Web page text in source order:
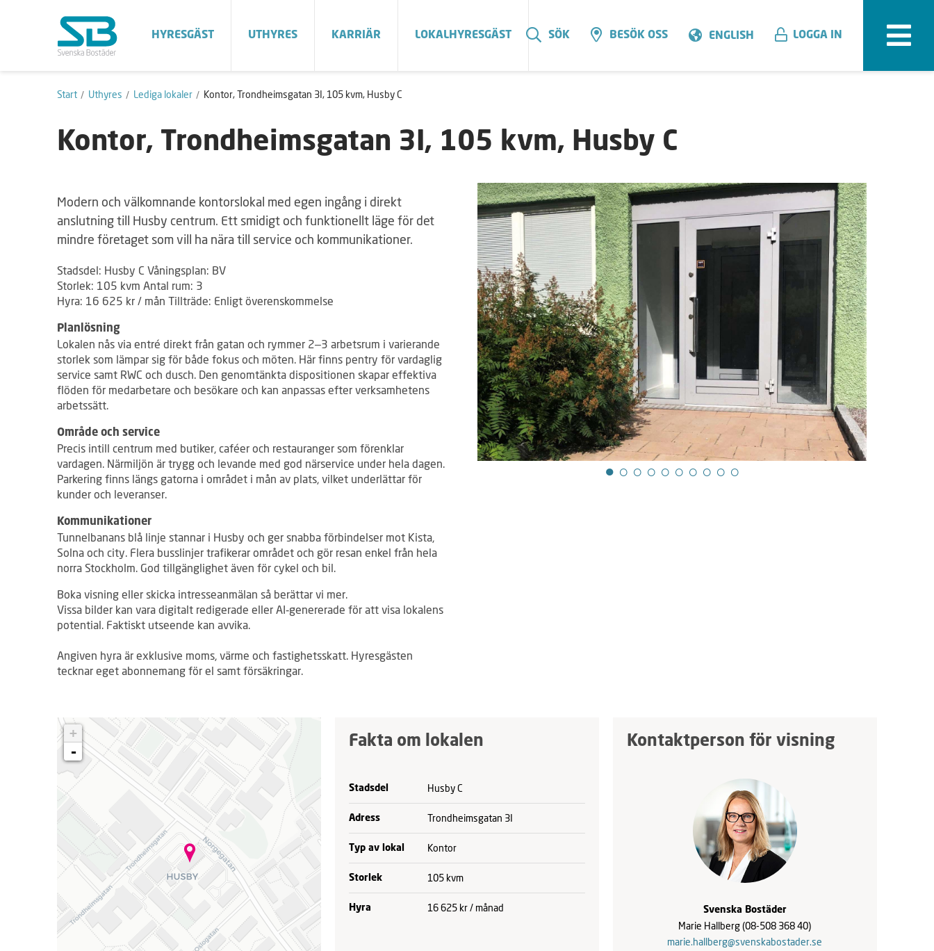
HYRESGÄST UTHYRES KARRIÄR LOKALHYRESGÄST SÖK BESÖK OSS ENGLISH LOGGA IN
Start Uthyres Lediga lokaler Kontor, Trondheimsgatan 3I, 105 kvm, Husby C
Kontor, Trondheimsgatan 3I, 105 kvm, Husby C
Modern och välkomnande kontorslokal med egen ingång i direkt
anslutning till Husby centrum. Ett smidigt och funktionellt läge för det
mindre företaget som vill ha nära till service och kommunikationer.
Stadsdel: Husby C Våningsplan: BV
Storlek: 105 kvm Antal rum: 3
Hyra: 16 625 kr / mån Tillträde: Enligt överenskommelse
Planlösning
Lokalen nås via entré direkt från gatan och rymmer 2–3 arbetsrum i varierande
storlek som lämpar sig för både fokus och möten. Här finns pentry för vardaglig
service samt RWC och dusch. Den genomtänkta dispositionen skapar effektiva
flöden för medarbetare och besökare och kan anpassas efter verksamhetens
arbetssätt.
Område och service
Precis intill centrum med butiker, caféer och restauranger som förenklar
vardagen. Närmiljön är trygg och levande med god närservice under hela dagen.
Parkering finns längs gatorna i området i mån av plats, vilket underlättar för
kunder och leveranser.
Kommunikationer
Tunnelbanans blå linje stannar i Husby och ger snabba förbindelser mot Kista,
Solna och city. Flera busslinjer trafikerar området och gör resan enkel från hela
norra Stockholm. God tillgänglighet även för cykel och bil.
Boka visning eller skicka intresseanmälan så berättar vi mer.
Vissa bilder kan vara digitalt redigerade eller AI‑genererade för att visa lokalens
potential. Faktiskt utseende kan avvika.
Angiven hyra är exklusive moms, värme och fastighetsskatt. Hyresgästen
tecknar eget abonnemang för el samt försäkringar.
a
d
a
r
.
+
-
Fakta om lokalen
Stadsdel Husby C
Adress Trondheimsgatan 3I
Typ av lokal Kontor
Storlek 105 kvm
Hyra 16 625 kr / månad
Kontaktperson för visning
Svenska Bostäder
Marie Hallberg(08-508 368 40)
marie.hallberg@svenskabostader.se